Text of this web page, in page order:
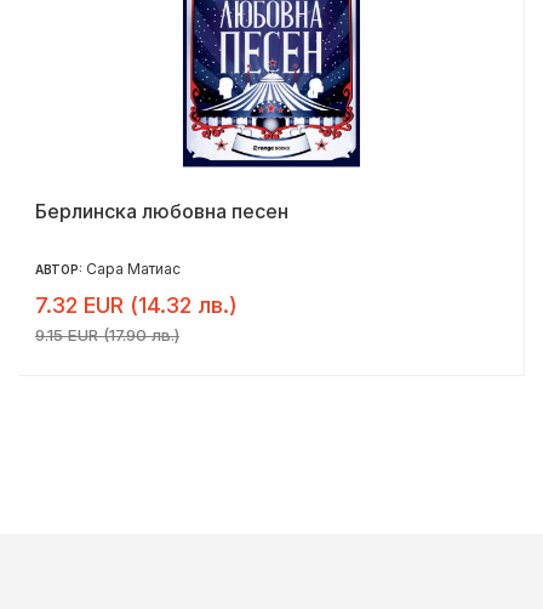
Берлинска любовна песен
АВТОР: Сара Матиас
7.32 EUR (14.32 лв.)
9.15 EUR (17.90 лв.)